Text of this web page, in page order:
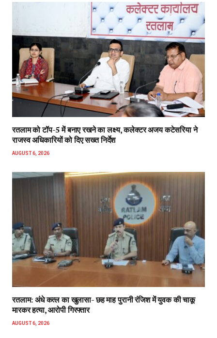
रतलाम को टॉप-5 में बनाए रखने का लक्ष्य, कलेक्टर अजय कटेसरिया ने
राजस्व अधिकारियों को दिए सख्त निर्देश
AUGUST 6, 2026
रतलाम: अंधे कत्ल का खुलासा- छह माह पुरानी रंजिश में युवक की चाकू
मारकर हत्या, आरोपी गिरफ्तार
AUGUST 6, 2026